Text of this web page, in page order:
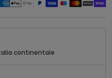
continentale